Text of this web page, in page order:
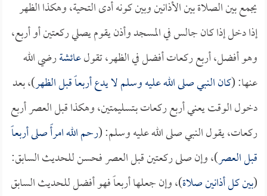
يجمع بين الصلاة بين الأذانين وبين كونه أدى التحية، وهكذا الظهر
إذا دخل إذا كان جالس في المسجد وأذن يقوم يصلي ركعتين أو أربع،
وهو أفضل، أربع ركعات أفضل في الظهر، تقولعائشةرضي الله
عنها: (كان النبي صلى الله عليه وسلم لا يدع أربعاً قبل الظهر)، بعد
دخول الوقت يعني أربع ركعات بـتسليمتين، وهكذا قبل العصر أربع
ركعات، يقول النبي صلى الله عليه وسلم: (رحم الله امرأً صلى أربعاً
قبل العصر)، وإن صلى ركعتين قبل العصر فحسن للحديث السابق:
(بين كل أذانين صلاة)، وإن جعلها أربعاً فهو أفضل للحديث السابق